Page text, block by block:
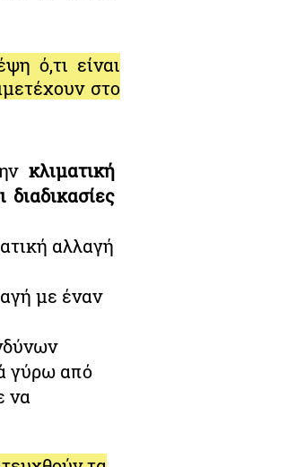
ό,τι είναι
στο
κλιματική
διαδικασίες
αλλαγή
με έναν
γύρω από
να